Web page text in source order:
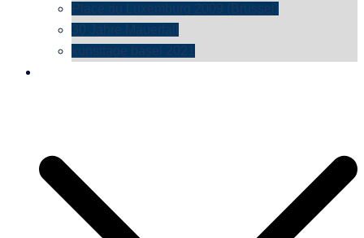
Place du Luxemburg 2009 (Brüssel)
30 Jahre Mauerfall
kunsttage basel 2021